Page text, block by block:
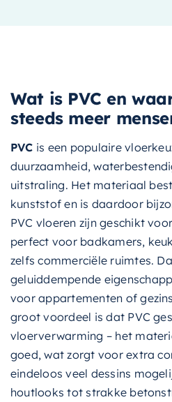
Wat is PVC en
steeds meer
PVC is een populaire
duurzaamheid,
uitstraling. Het materiaal
kunststof en is daardoor
PVC vloeren zijn geschikt
perfect voor badkamers,
zelfs commerciële ruimtes.
geluiddempende
voor appartementen of
groot voordeel is dat PVC
vloerverwarming – het
goed, wat zorgt voor extra
eindeloos veel dessins
houtlooks tot strakke